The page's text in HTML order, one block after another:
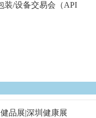
装/设备交易会（API
品展|深圳健康展